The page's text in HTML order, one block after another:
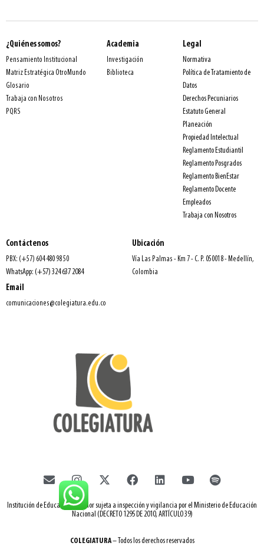
¿Quiénes somos?
Pensamiento Institucional
Matriz Estratégica OtroMundo
Glosario
Trabaja con Nosotros
PQRS
Academia
Investigación
Biblioteca
Legal
Normativa
Política de Tratamiento de
Datos
Derechos Pecuniarios
Estatuto General
Planeación
Propiedad Intelectual
Reglamento Estudiantil
Reglamento Posgrados
Reglamento BienEstar
Reglamento Docente
Empleados
Trabaja con Nosotros
Contáctenos
PBX: (+57) 604 480 98 50
WhatsApp: (+57) 324 637 2084
Email
comunicaciones@colegiatura.edu.co
Ubicación
Vía Las Palmas - Km 7 - C. P. 050018 - Medellín,
Colombia
Institución de Educación Superior sujeta a inspección y vigilancia por el Ministerio de Educación
Nacional (DECRETO 1295 DE 2010, ARTÍCULO 39)
COLEGIATURA– Todos los derechos reservados